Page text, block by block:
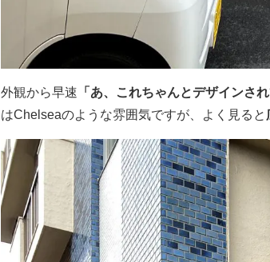
外観から早速 「あ、これちゃんとデザインさ
はChelseaのような雰囲気ですが、よく見ると